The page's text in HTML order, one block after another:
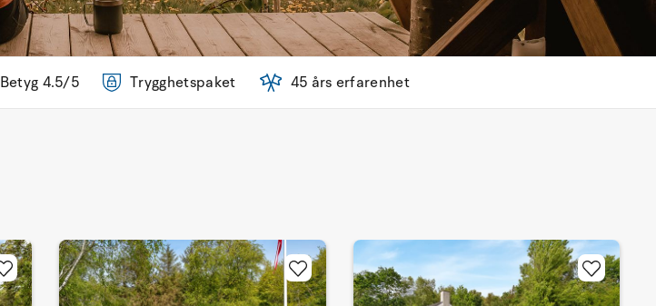
Betyg 4.5/5 Trygghetspaket 45 års erfarenhet